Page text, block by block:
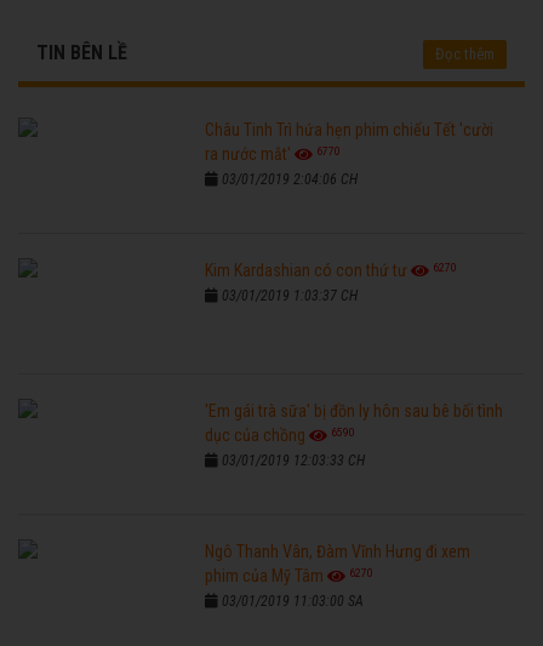
TIN BÊN LỀ Đọc thêm
Châu Tinh Trì hứa hẹn phim chiếu Tết 'cười
ra nước mắt'
6770
03/01/2019 2:04:06 CH
Kim Kardashian có con thứ tư 6270
03/01/2019 1:03:37 CH
'Em gái trà sữa' bị đồn ly hôn sau bê bối tình
dục của chồng
6590
03/01/2019 12:03:33 CH
Ngô Thanh Vân, Đàm Vĩnh Hưng đi xem
phim của Mỹ Tâm
6270
03/01/2019 11:03:00 SA